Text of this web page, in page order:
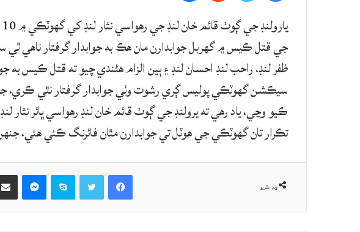
جي قتل ڪيس ۾ گهربل جوابدارن مان هڪ به جوابدار گرفتار ناهي ٿي
ظفر لنڊ، راحب لنڊ احسان لنڊ ۽ ٻين الزام هڻندي چيو ته قتل ڪيس به
سيڪشن گهوٽڪي پوليس ڳري رشوت وٺي جوابدار گرفتار نٿي ڪري،
ڪيو وڃي، ياد رهي ته يرولنڊ جي ڳوٺ قائم خان لنڊ رهواسي ڀائر نثار
تڪرار تان گهوٽڪي جي هوٽل تي جوابدارن مٿان فائرنگ ڪئي هئي،
ونڊ ڪريو
Facebook
Skype